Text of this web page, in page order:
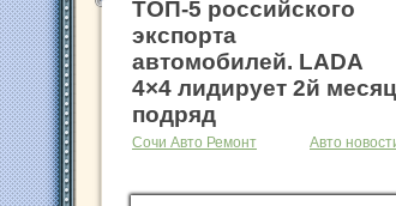
ТОП-5 российского
экспорта
автомобилей. LADA
4×4 лидирует 2й месяц
подряд
Сочи Авто Ремонт Авто